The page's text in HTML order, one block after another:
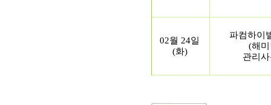
02월 24일
(화)
파컴하이
(해
관리